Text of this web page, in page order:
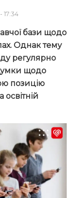
17:34
бази щодо
Однак тему
регулярно
щодо
позицію